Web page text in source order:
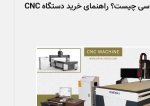
دستگاه سی ان سی چیست؟ راهنمای خرید دستگاه CNC